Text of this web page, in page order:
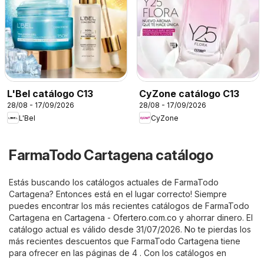
L'Bel catálogo C13
28/08 - 17/09/2026
L'Bel
CyZone catálogo C13
28/08 - 17/09/2026
CyZone
FarmaTodo Cartagena catálogo
Estás buscando los catálogos actuales de FarmaTodo
Cartagena? Entonces está en el lugar correcto! Siempre
puedes encontrar los más recientes catálogos de FarmaTodo
Cartagena en Cartagena - Ofertero.com.co y ahorrar dinero. El
catálogo actual es válido desde 31/07/2026. No te pierdas los
más recientes descuentos que FarmaTodo Cartagena tiene
para ofrecer en las páginas de 4 . Con los catálogos en